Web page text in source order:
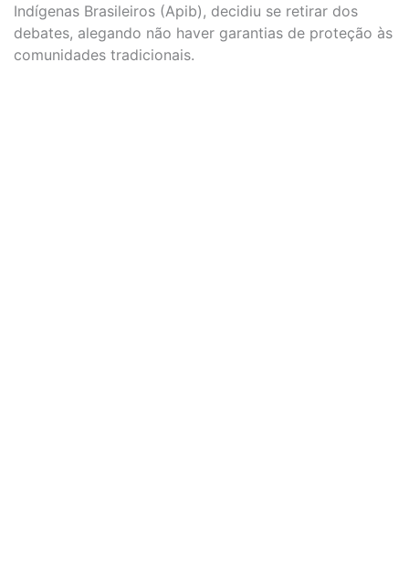
Indígenas Brasileiros (Apib), decidiu se retirar dos
debates, alegando não haver garantias de proteção às
comunidades tradicionais.